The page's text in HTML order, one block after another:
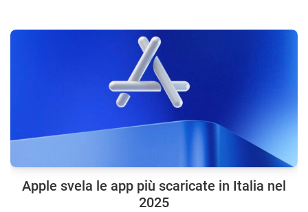
Apple svela le app più scaricate in Italia nel
2025